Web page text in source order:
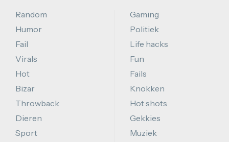
Random
Humor
Fail
Virals
Hot
Bizar
Throwback
Dieren
Sport
Gaming
Politiek
Life hacks
Fun
Fails
Knokken
Hot shots
Gekkies
Muziek